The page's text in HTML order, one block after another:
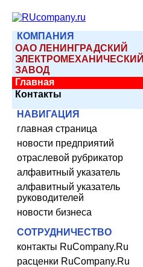
КОМПАНИЯ
ОАО ЛЕНИНГРАДСКИЙ
ЭЛЕКТРОМЕХАНИЧЕСКИЙ
ЗАВОД
Главная
Контакты
НАВИГАЦИЯ
главная страница
новости предприятий
отраслевой рубрикатор
алфавитный указатель
алфавитный указатель
руководителей
новости бизнеса
СОТРУДНИЧЕСТВО
контакты RuCompany.Ru
расценки RuCompany.Ru